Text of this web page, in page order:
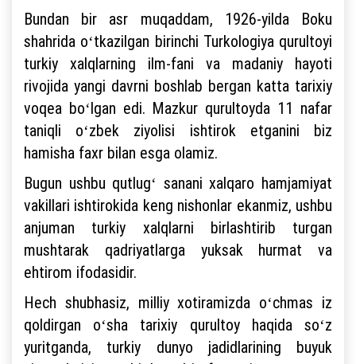
Bundan bir asr muqaddam, 1926-yilda Boku
shahrida oʻtkazilgan birinchi Turkologiya qurultoyi
turkiy xalqlarning ilm-fani va madaniy hayoti
rivojida yangi davrni boshlab bergan katta tarixiy
voqea boʻlgan edi. Mazkur qurultoyda 11 nafar
taniqli oʻzbek ziyolisi ishtirok etganini biz
hamisha faxr bilan esga olamiz.
Bugun ushbu qutlugʻ sanani xalqaro hamjamiyat
vakillari ishtirokida keng nishonlar ekanmiz, ushbu
anjuman turkiy xalqlarni birlashtirib turgan
mushtarak qadriyatlarga yuksak hurmat va
ehtirom ifodasidir.
Hech shubhasiz, milliy xotiramizda oʻchmas iz
qoldirgan oʻsha tarixiy qurultoy haqida soʻz
yuritganda, turkiy dunyo jadidlarining buyuk